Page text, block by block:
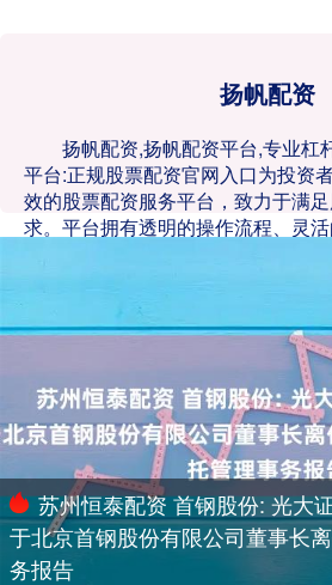
扬帆配资
扬帆配资,扬帆配资平台,专业杠
平台:正规股票配资官网入口为投资
效的股票配资服务平台，致力于满
求。平台拥有透明的操作流程、灵
增值。通过正规资质认证，确保资
广大股民信赖的配资选择。立即访
投资之旅！
苏州恒泰配资 首钢股份: 光大
于北京首钢股份有限公司董事长
务报告